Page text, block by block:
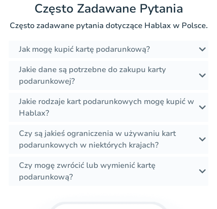
Często Zadawane Pytania
Często zadawane pytania dotyczące Hablax w Polsce.
Jak mogę kupić kartę podarunkową?
Jakie dane są potrzebne do zakupu karty
podarunkowej?
Jakie rodzaje kart podarunkowych mogę kupić w
Hablax?
Czy są jakieś ograniczenia w używaniu kart
podarunkowych w niektórych krajach?
Czy mogę zwrócić lub wymienić kartę
podarunkową?